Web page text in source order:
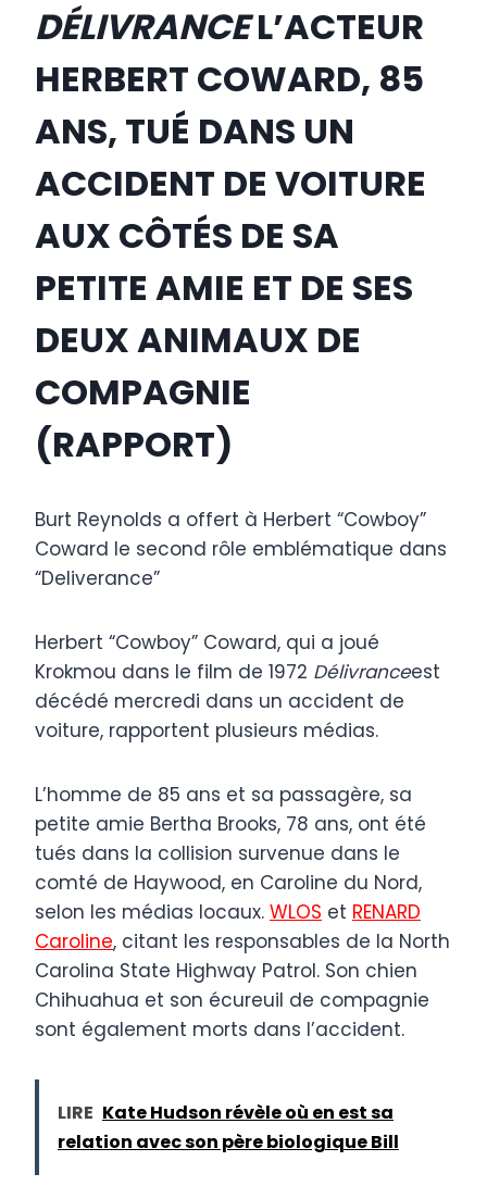
DÉLIVRANCEL’ACTEUR
HERBERT COWARD, 85
ANS, TUÉ DANS UN
ACCIDENT DE VOITURE
AUX CÔTÉS DE SA
PETITE AMIE ET DE SES
DEUX ANIMAUX DE
COMPAGNIE
(RAPPORT)
Burt Reynolds a offert à Herbert “Cowboy”
Coward le second rôle emblématique dans
“Deliverance”
Herbert “Cowboy” Coward, qui a joué
Krokmou dans le film de 1972 Délivranceest
décédé mercredi dans un accident de
voiture, rapportent plusieurs médias.
L’homme de 85 ans et sa passagère, sa
petite amie Bertha Brooks, 78 ans, ont été
tués dans la collision survenue dans le
comté de Haywood, en Caroline du Nord,
selon les médias locaux. WLOS et RENARD
Caroline, citant les responsables de la North
Carolina State Highway Patrol. Son chien
Chihuahua et son écureuil de compagnie
sont également morts dans l’accident.
LIRE Kate Hudson révèle où en est sa
relation avec son père biologique Bill